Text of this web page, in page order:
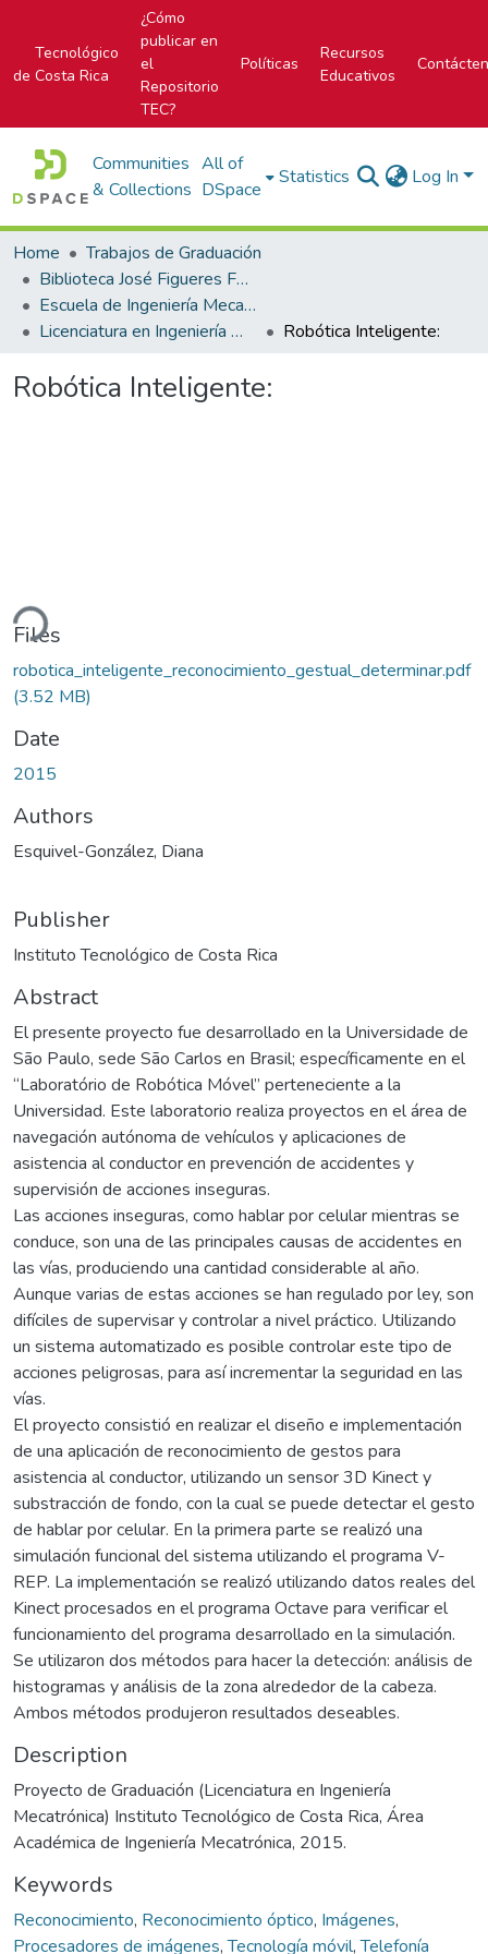
Tecnológico
de Costa Rica
¿Cómo
publicar en
el
Repositorio
TEC?
Políticas
Recursos
Educativos
Communities
& Collections
All of
DSpace
Statistics Log In
Home
Trabajos de Graduación
Biblioteca José Figueres Ferrer
Escuela de Ingeniería Mecatrónica (antes era Área Académica de Ingeniería Mecatrónica)
Licenciatura en Ingeniería Mecatrónica
Robótica Inteligente:
Robótica Inteligente:
Files
robotica_inteligente_reconocimiento_gestual_determinar.pdf
(3.52 MB)
Date
2015
Authors
Esquivel-González, Diana
Publisher
Instituto Tecnológico de Costa Rica
Abstract
El presente proyecto fue desarrollado en la Universidade de
São Paulo, sede São Carlos en Brasil; específicamente en el
“Laboratório de Robótica Móvel” perteneciente a la
Universidad. Este laboratorio realiza proyectos en el área de
navegación autónoma de vehículos y aplicaciones de
asistencia al conductor en prevención de accidentes y
supervisión de acciones inseguras.
Las acciones inseguras, como hablar por celular mientras se
conduce, son una de las principales causas de accidentes en
las vías, produciendo una cantidad considerable al año.
Aunque varias de estas acciones se han regulado por ley, son
difíciles de supervisar y controlar a nivel práctico. Utilizando
un sistema automatizado es posible controlar este tipo de
acciones peligrosas, para así incrementar la seguridad en las
vías.
El proyecto consistió en realizar el diseño e implementación
de una aplicación de reconocimiento de gestos para
asistencia al conductor, utilizando un sensor 3D Kinect y
substracción de fondo, con la cual se puede detectar el gesto
de hablar por celular. En la primera parte se realizó una
simulación funcional del sistema utilizando el programa V-
REP. La implementación se realizó utilizando datos reales del
Kinect procesados en el programa Octave para verificar el
funcionamiento del programa desarrollado en la simulación.
Se utilizaron dos métodos para hacer la detección: análisis de
histogramas y análisis de la zona alrededor de la cabeza.
Ambos métodos produjeron resultados deseables.
Description
Proyecto de Graduación (Licenciatura en Ingeniería
Mecatrónica) Instituto Tecnológico de Costa Rica, Área
Académica de Ingeniería Mecatrónica, 2015.
Keywords
Reconocimiento, Reconocimiento óptico, Imágenes,
Procesadores de imágenes,Tecnología móvil,Telefonía